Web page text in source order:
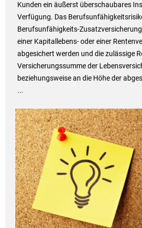
Kunden ein äußerst überschaubares
Verfügung. Das
Berufsunfähigkeits-
einer Kapitallebens- oder einer
abgesichert werden und die zulässige
Versicherungssumme der
beziehungsweise an die Höhe der
...